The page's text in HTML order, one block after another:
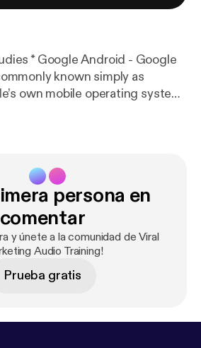
* Google Android - Google
known simply as
own mobile operating system,
because of its open
and a wide variety of surface
used by industries and
the world.
persona en
comentar
y únete a la comunidad de Viral
Audio Training!
Prueba gratis